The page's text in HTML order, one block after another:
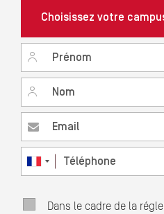
Prénom *
Nom
Email *
Téléphone*
Dans le cadre de la